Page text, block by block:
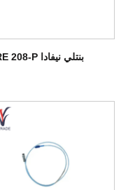
بنتلي نيفادا ADRE 208-P